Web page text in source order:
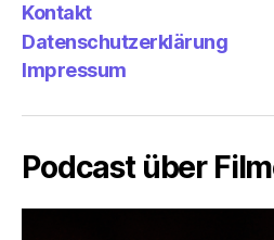
Kontakt
Datenschutzerklärung
Impressum
Podcast über